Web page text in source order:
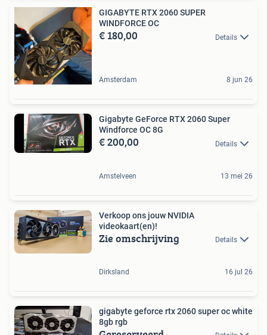
GIGABYTE RTX 2060 SUPER
WINDFORCE OC
€ 180,00 Details
Amsterdam 8 jun 26
Gigabyte GeForce RTX 2060 Super
Windforce OC 8G
€ 200,00 Details
Amstelveen 13 mei 26
Verkoop ons jouw NVIDIA
videokaart(en)!
Zie omschrijving Details
Dirksland 16 jul 26
gigabyte geforce rtx 2060 super oc white
8gb rgb